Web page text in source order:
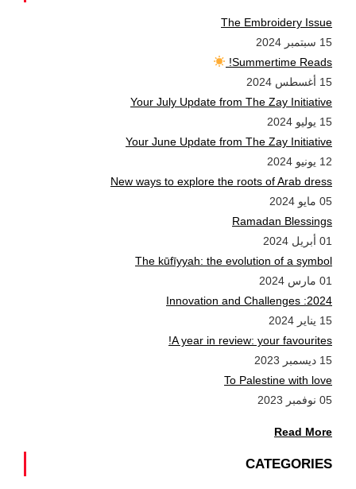
The Embroidery Issue
15 سبتمبر 2024
Summertime Reads!
15 أغسطس 2024
Your July Update from The Zay Initiative
15 يوليو 2024
Your June Update from The Zay Initiative
12 يونيو 2024
New ways to explore the roots of Arab dress
05 مايو 2024
Ramadan Blessings
01 أبريل 2024
The kūfīyyah: the evolution of a symbol
01 مارس 2024
2024: Innovation and Challenges
15 يناير 2024
A year in review: your favourites!
15 ديسمبر 2023
To Palestine with love
05 نوفمبر 2023
Read More
CATEGORIES